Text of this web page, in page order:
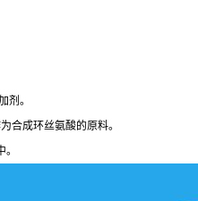
剂。
合成环丝氨酸的原料。